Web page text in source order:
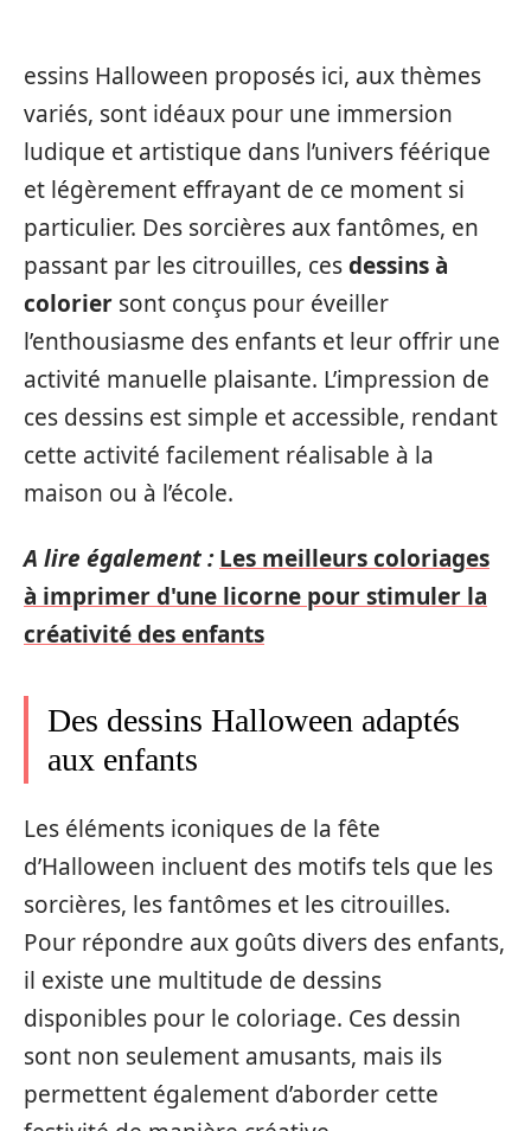
essins Halloween proposés ici, aux thèmes
variés, sont idéaux pour une immersion
ludique et artistique dans l’univers féérique
et légèrement effrayant de ce moment si
particulier. Des sorcières aux fantômes, en
passant par les citrouilles, cesdessins à
colorier sont conçus pour éveiller
l’enthousiasme des enfants et leur offrir une
activité manuelle plaisante. L’impression de
ces dessins est simple et accessible, rendant
cette activité facilement réalisable à la
maison ou à l’école.
A lire également : Les meilleurs coloriages
à imprimer d'une licorne pour stimuler la
créativité des enfants
Des dessins Halloween adaptés
aux enfants
Les éléments iconiques de la fête
d’Halloween incluent des motifs tels que les
sorcières, les fantômes et les citrouilles.
Pour répondre aux goûts divers des enfants,
il existe une multitude de dessins
disponibles pour le coloriage. Ces dessin
sont non seulement amusants, mais ils
permettent également d’aborder cette